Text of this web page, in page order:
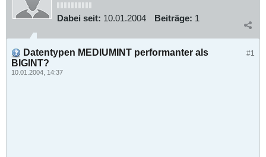
Dabei seit: 10.01.2004 Beiträge: 1
#1
Datentypen MEDIUMINT performanter als
BIGINT?
10.01.2004, 14:37